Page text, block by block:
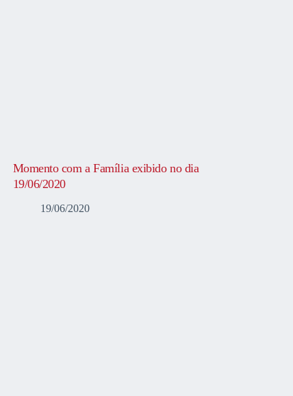
Momento com a Família exibido no dia
19/06/2020
19/06/2020